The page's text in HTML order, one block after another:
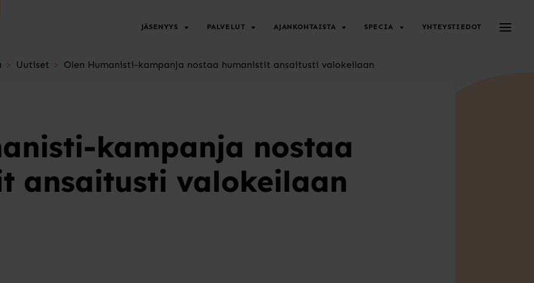
JÄSENYYS PALVELUT AJANKOHTAISTA SPECIA YHTEYSTIEDOT Avaa/
Uutiset Olen Humanisti-kampanja nostaa humanistit ansaitusti valokeilaan
kampanja nostaa
ansaitusti valokeilaan